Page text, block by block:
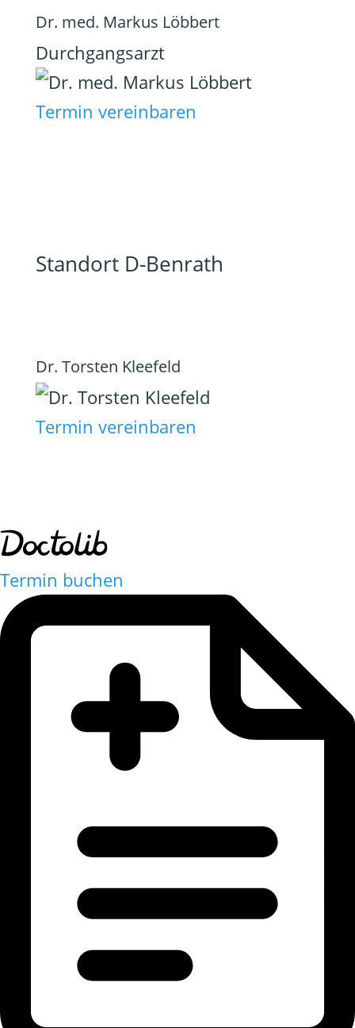
Dr. med. Markus Löbbert
Durchgangsarzt
Termin vereinbaren
Standort D-Benrath
Dr. Torsten Kleefeld
Termin vereinbaren
Termin buchen